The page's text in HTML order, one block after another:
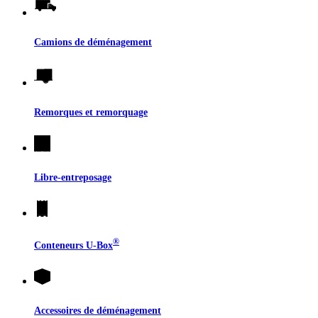
Camions de déménagement
Remorques et remorquage
Libre-entreposage
Conteneurs U-Box®
Accessoires de déménagement